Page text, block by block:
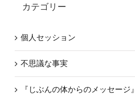
カテゴリー
個人セッション
不思議な事実
『じぶんの体からのメッセージ』